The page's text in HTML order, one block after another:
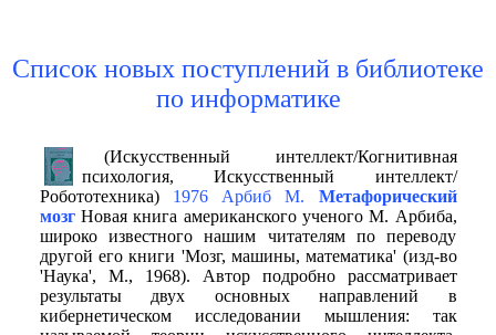
Список новых поступлений в библиотеке
по информатике
(Искусственный интеллект/Когнитивная
психология, Искусственный интеллект/
Робототехника) 1976 Арбиб М. Метафорический
мозгНовая книга американского ученого М. Арбиба,
широко известного нашим читателям по переводу
другой его книги 'Мозг, машины, математика' (изд-во
'Наука', М., 1968). Автор подробно рассматривает
результаты двух основных направлений в
кибернетическом исследовании мышления: так